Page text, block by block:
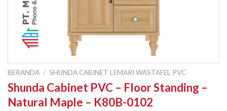
BERANDA / SHUNDA CABINET LEMARI WASTAFEL PVC
Shunda Cabinet PVC – Floor Standing –
Natural Maple – K80B-0102